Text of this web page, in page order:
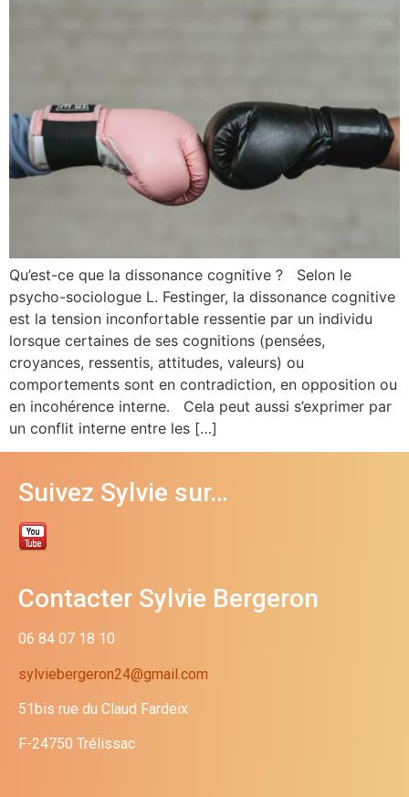
Qu’est-ce que la dissonance cognitive ? Selon le
psycho-sociologue L. Festinger, la dissonance cognitive
est la tension inconfortable ressentie par un individu
lorsque certaines de ses cognitions (pensées,
croyances, ressentis, attitudes, valeurs) ou
comportements sont en contradiction, en opposition ou
en incohérence interne. Cela peut aussi s’exprimer par
un conflit interne entre les […]
Suivez Sylvie sur…
Contacter Sylvie Bergeron
06 84 07 18 10
sylviebergeron24@gmail.com
51bis rue du Claud Fardeix
F-24750 Trélissac